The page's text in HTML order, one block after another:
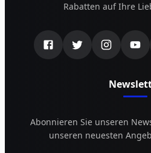
Rabatten auf Ihre
Abonnieren Sie unseren
unseren neuesten